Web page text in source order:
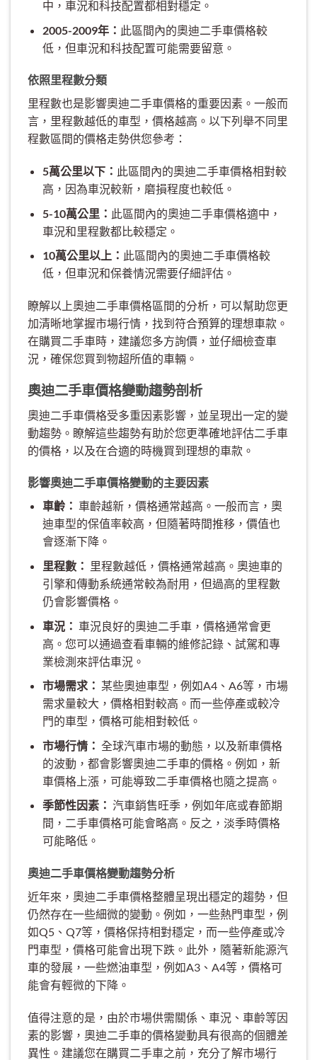
中，車況和科技配置都相對穩定。
2005-2009年： 此區間內的奧迪二手車價格較
低，但車況和科技配置可能需要留意。
依照里程數分類
里程數也是影響奧迪二手車價格的重要因素。一般而
言，里程數越低的車型，價格越高。以下列舉不同里
程數區間的價格走勢供您參考：
5萬公里以下： 此區間內的奧迪二手車價格相對較
高，因為車況較新，磨損程度也較低。
5-10萬公里： 此區間內的奧迪二手車價格適中，
車況和里程數都比較穩定。
10萬公里以上： 此區間內的奧迪二手車價格較
低，但車況和保養情況需要仔細評估。
瞭解以上奧迪二手車價格區間的分析，可以幫助您更
加清晰地掌握市場行情，找到符合預算的理想車款。
在購買二手車時，建議您多方詢價，並仔細檢查車
況，確保您買到物超所值的車輛。
奧迪二手車價格變動趨勢剖析
奧迪二手車價格受多重因素影響，並呈現出一定的變
動趨勢。瞭解這些趨勢有助於您更準確地評估二手車
的價格，以及在合適的時機買到理想的車款。
影響奧迪二手車價格變動的主要因素
車齡： 車齡越新，價格通常越高。一般而言，奧
迪車型的保值率較高，但隨著時間推移，價值也
會逐漸下降。
里程數： 里程數越低，價格通常越高。奧迪車的
引擎和傳動系統通常較為耐用，但過高的里程數
仍會影響價格。
車況： 車況良好的奧迪二手車，價格通常會更
高。您可以通過查看車輛的維修記錄、試駕和專
業檢測來評估車況。
市場需求： 某些奧迪車型，例如A4、A6等，市場
需求量較大，價格相對較高。而一些停產或較冷
門的車型，價格可能相對較低。
市場行情： 全球汽車市場的動態，以及新車價格
的波動，都會影響奧迪二手車的價格。例如，新
車價格上漲，可能導致二手車價格也隨之提高。
季節性因素： 汽車銷售旺季，例如年底或春節期
間，二手車價格可能會略高。反之，淡季時價格
可能略低。
奧迪二手車價格變動趨勢分析
近年來，奧迪二手車價格整體呈現出穩定的趨勢，但
仍然存在一些細微的變動。例如，一些熱門車型，例
如Q5、Q7等，價格保持相對穩定，而一些停產或冷
門車型，價格可能會出現下跌。此外，隨著新能源汽
車的發展，一些燃油車型，例如A3、A4等，價格可
能會有輕微的下降。
值得注意的是，由於市場供需關係、車況、車齡等因
素的影響，奧迪二手車的價格變動具有很高的個體差
異性。建議您在購買二手車之前，充分了解市場行